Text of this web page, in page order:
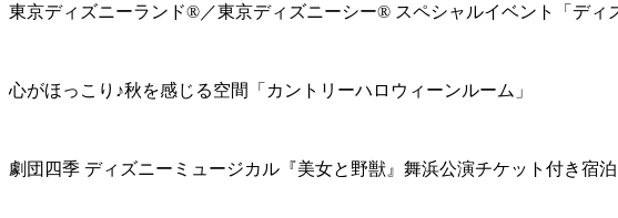
東京ディズニーランド®／東京ディズニーシー® スペシャルイベント「デ
心がほっこり♪秋を感じる空間「カントリーハロウィーンルーム」
劇団四季 ディズニーミュージカル『美女と野獣』舞浜公演チケット付き宿